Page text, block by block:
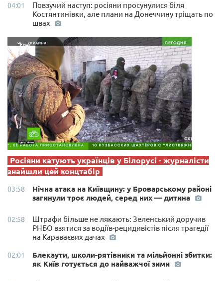
04:01
Повзучий наступ: росіяни просунулися біля
Костянтинівки, але плани на Донеччину тріщать по
швах
Росіяни катують українців у Білорусі - журналісти
знайшли цей концтабір
03:58
Нічна атака на Київщину: у Броварському районі
загинули троє людей, серед них — дитина
02:58
Штрафи більше не лякають: Зеленський доручив
РНБО взятися за водіїв-рецидивістів після трагедії
на Караваєвих дачах
02:01
Блекаути, школи-рятівники та мільйонні збитки:
як Київ готується до найважчої зими